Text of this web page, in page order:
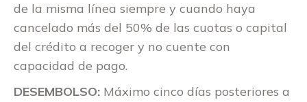
de la misma línea siempre y cuando haya
cancelado más del 50% de las cuotas o capital
del crédito a recoger y no cuente con
capacidad de pago.
DESEMBOLSO: Máximo cinco días posteriores a